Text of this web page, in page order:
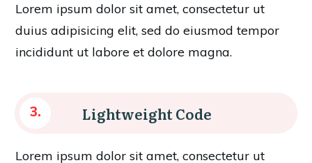
Lorem ipsum dolor sit amet, consectetur ut
duius adipisicing elit, sed do eiusmod tempor
incididunt ut labore et dolore magna.
3. Lightweight Code
Lorem ipsum dolor sit amet, consectetur ut